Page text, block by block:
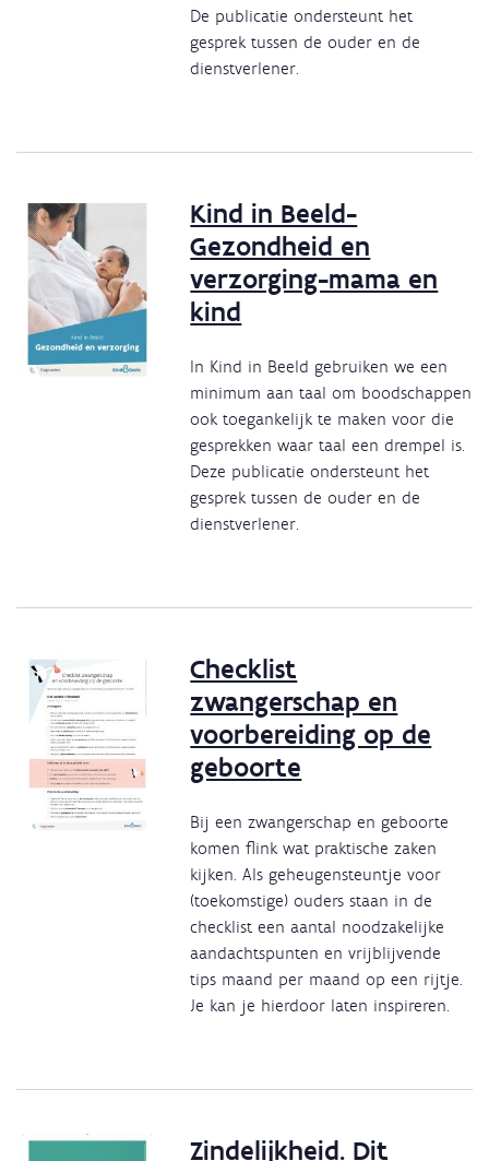
De publicatie ondersteunt het
gesprek tussen de ouder en de
dienstverlener.
Kind in Beeld-
Gezondheid en
verzorging-mama en
kind
In Kind in Beeld gebruiken we een
minimum aan taal om boodschappen
ook toegankelijk te maken voor die
gesprekken waar taal een drempel is.
Deze publicatie ondersteunt het
gesprek tussen de ouder en de
dienstverlener.
Checklist
zwangerschap en
voorbereiding op de
geboorte
Bij een zwangerschap en geboorte
komen flink wat praktische zaken
kijken. Als geheugensteuntje voor
(toekomstige) ouders staan in de
checklist een aantal noodzakelijke
aandachtspunten en vrijblijvende
tips maand per maand op een rijtje.
Je kan je hierdoor laten inspireren.
Zindelijkheid. Dit